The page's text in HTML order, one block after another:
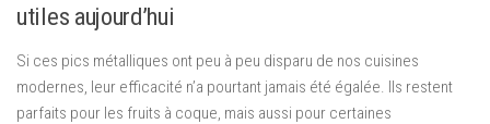
utiles aujourd’hui
Si ces pics métalliques ont peu à peu disparu de nos cuisines
modernes, leur efficacité n’a pourtant jamais été égalée. Ils restent
parfaits pour les fruits à coque, mais aussi pour certaines